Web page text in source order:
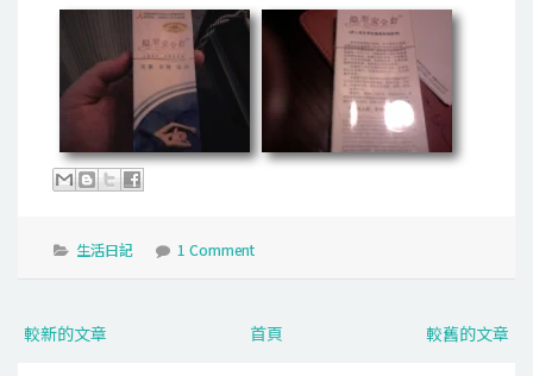
生活日記 1 Comment
較新的文章 較舊的文章
首頁